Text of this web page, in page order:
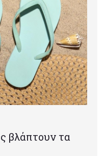
βλάπτουν τα